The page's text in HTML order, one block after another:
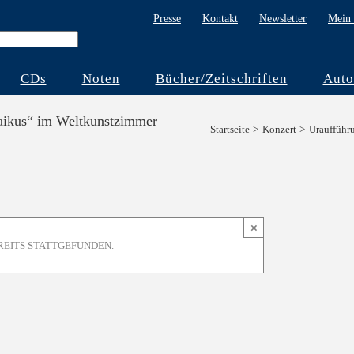
Presse Kontakt Newsletter
Mein
CDs Noten Bücher/Zeitschriften
im Weltkunstzimmer
Startseite Konzert
STATTGEFUNDEN.
×